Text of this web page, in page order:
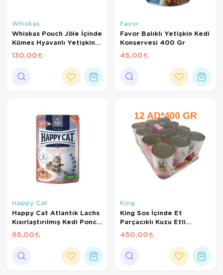
Whiskas
Whiskas Pouch Jöle İçinde
Kümes Hyavanlı Yetişkin
Kedi Konservesi 85 Gr 4'lü
130,00
Favor
Favor Balıklı Yetişkin Kedi
Konservesi 400 Gr
45,00
Happy Cat
Happy Cat Atlantık Lachs
Kısırlaştırılmış Kedi Ponch
85 Gr
65,00
King
King Sos İçinde Et
Parçacıklı Kuzu Etli
Yetişkin Kedi Konserve
400Gr*12Ad
450,00